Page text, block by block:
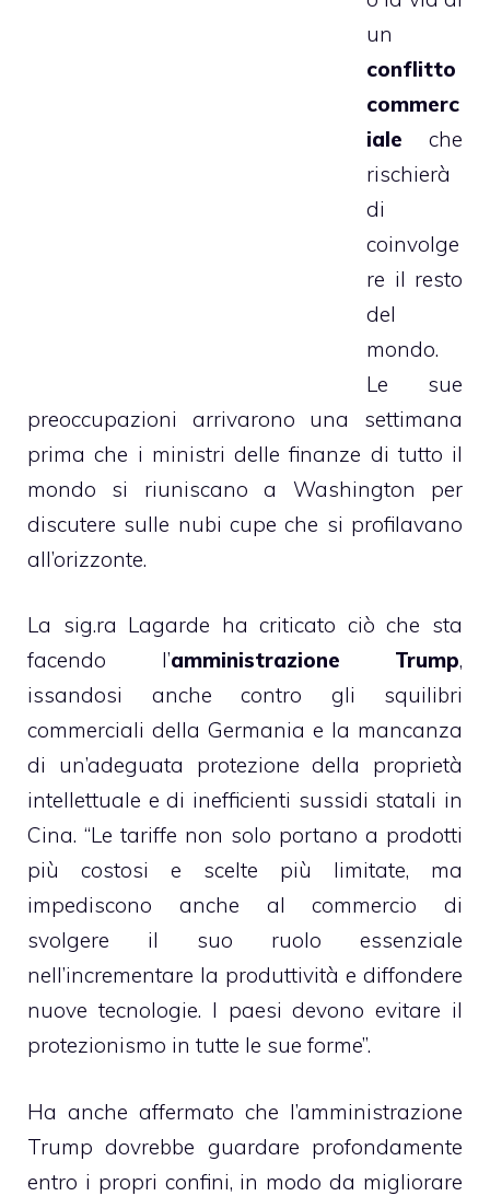
un
conflitto
commerc
iale che
rischierà
di
coinvolge
re il resto
del
mondo.
Le sue
preoccupazioni arrivarono una settimana
prima che i ministri delle finanze di tutto il
mondo si riuniscano a Washington per
discutere sulle nubi cupe che si profilavano
all’orizzonte.
La sig.ra Lagarde ha criticato ciò che sta
facendo l’amministrazione Trump,
issandosi anche contro gli squilibri
commerciali della Germania e la mancanza
di un’adeguata protezione della proprietà
intellettuale e di inefficienti sussidi statali in
Cina. “Le tariffe non solo portano a prodotti
più costosi e scelte più limitate, ma
impediscono anche al commercio di
svolgere il suo ruolo essenziale
nell’incrementare la produttività e diffondere
nuove tecnologie. I paesi devono evitare il
protezionismo in tutte le sue forme”.
Ha anche affermato che l’amministrazione
Trump dovrebbe guardare profondamente
entro i propri confini, in modo da migliorare